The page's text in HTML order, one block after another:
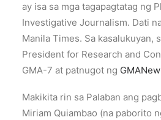
ay isa sa mga tagapagtatag ng
Investigative Journalism. Dati
Manila Times. Sa kasalukuyan,
President for Research and
GMA-7 at patnugot ng
Makikita rin sa Palaban ang
Miriam Quiambao (na paborito